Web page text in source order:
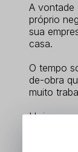
A vontade
próprio
sua
casa.
O tempo
de-obra
muito
Hoje, a
empresa